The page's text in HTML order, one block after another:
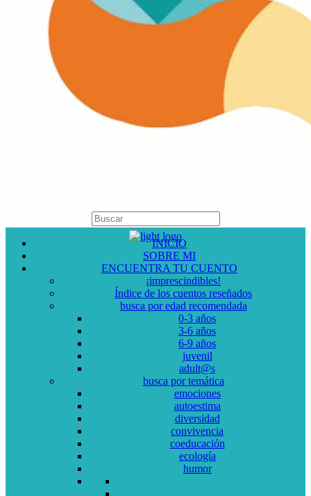
INICIO
SOBRE MI
ENCUENTRA TU CUENTO
¡imprescindibles!
Índice de los cuentos reseñados
busca por edad recomendada
0-3 años
3-6 años
6-9 años
juvenil
adult@s
busca por temática
emociones
autoestima
diversidad
convivencia
coeducación
ecología
humor